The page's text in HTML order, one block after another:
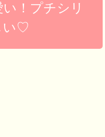
！プチシリ
い♡